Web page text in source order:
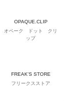
OPAQUE.CLIP
オペーク ドット クリ
ップ
FREAK'S STORE
フリークスストア